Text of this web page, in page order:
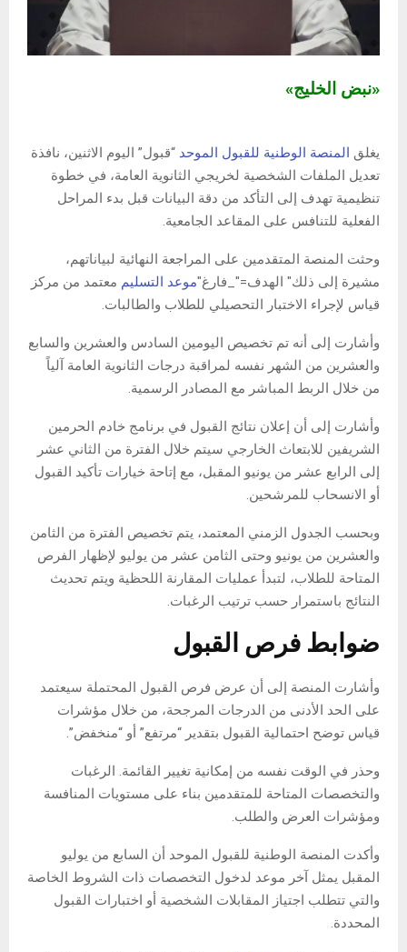
«نبض الخليج»
يغلق المنصة الوطنية للقبول الموحد “قبول” اليوم الاثنين، نافذة
تعديل الملفات الشخصية لخريجي الثانوية العامة، في خطوة
تنظيمية تهدف إلى التأكد من دقة البيانات قبل بدء المراحل
الفعلية للتنافس على المقاعد الجامعية.
وحثت المنصة المتقدمين على المراجعة النهائية لبياناتهم،
مشيرة إلى ذلك" الهدف="_فارغ"موعد التسليم معتمد من مركز
قياس لإجراء الاختبار التحصيلي للطلاب والطالبات.
وأشارت إلى أنه تم تخصيص اليومين السادس والعشرين والسابع
والعشرين من الشهر نفسه لمراقبة درجات الثانوية العامة آلياً
من خلال الربط المباشر مع المصادر الرسمية.
وأشارت إلى أن إعلان نتائج القبول في برنامج خادم الحرمين
الشريفين للابتعاث الخارجي سيتم خلال الفترة من الثاني عشر
إلى الرابع عشر من يونيو المقبل، مع إتاحة خيارات تأكيد القبول
أو الانسحاب للمرشحين.
وبحسب الجدول الزمني المعتمد، يتم تخصيص الفترة من الثامن
والعشرين من يونيو وحتى الثامن عشر من يوليو لإظهار الفرص
المتاحة للطلاب، لتبدأ عمليات المقارنة اللحظية ويتم تحديث
النتائج باستمرار حسب ترتيب الرغبات.
ضوابط فرص القبول
وأشارت المنصة إلى أن عرض فرص القبول المحتملة سيعتمد
على الحد الأدنى من الدرجات المرجحة، من خلال مؤشرات
قياس توضح احتمالية القبول بتقدير “مرتفع” أو “منخفض”.
وحذر في الوقت نفسه من إمكانية تغيير القائمة. الرغبات
والتخصصات المتاحة للمتقدمين بناء على مستويات المنافسة
ومؤشرات العرض والطلب.
وأكدت المنصة الوطنية للقبول الموحد أن السابع من يوليو
المقبل يمثل آخر موعد لدخول التخصصات ذات الشروط الخاصة
والتي تتطلب اجتياز المقابلات الشخصية أو اختبارات القبول
المحددة.